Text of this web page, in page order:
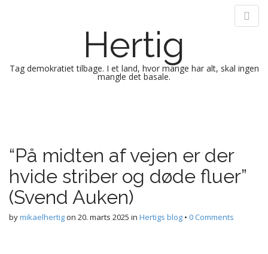
Hertig
Tag demokratiet tilbage. I et land, hvor mange har alt, skal ingen
mangle det basale.
n
m
e
n
u
t
c
o
n
t
“På midten af vejen er der
hvide striber og døde fluer”
(Svend Auken)
bymikaelhertigon 20. marts 2025 in Hertigs blog • 0 Comments